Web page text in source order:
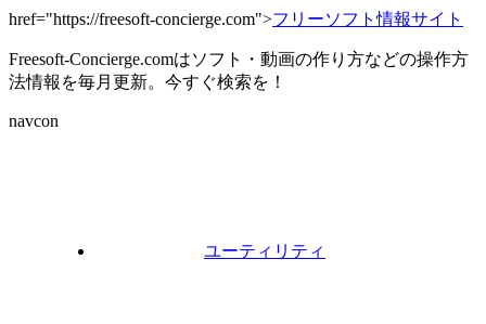
href="https://freesoft-concierge.com">フリーソフト情報サイト
Freesoft-Concierge.comはソフト・動画の作り方などの操作方
法情報を毎月更新。今すぐ検索を！
navcon
ユーティリティ